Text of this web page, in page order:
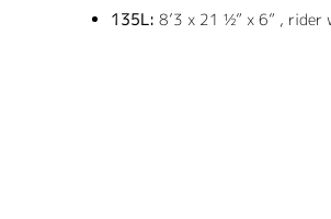
135L: 8’3 x 21 ½” x 6” ,